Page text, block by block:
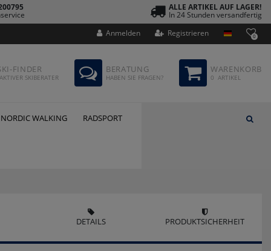
ALLE ARTIKEL AUF LAGER!
In 24 Stunden versandfertig
Anmelden
Registrieren 0
FINDER
SKIBERATER
BERATUNG
HABEN SIE FRAGEN?
WARENKORB
0 ARTIKEL
NORDIC WALKING RADSPORT
DETAILS PRODUKTSICHERHEIT